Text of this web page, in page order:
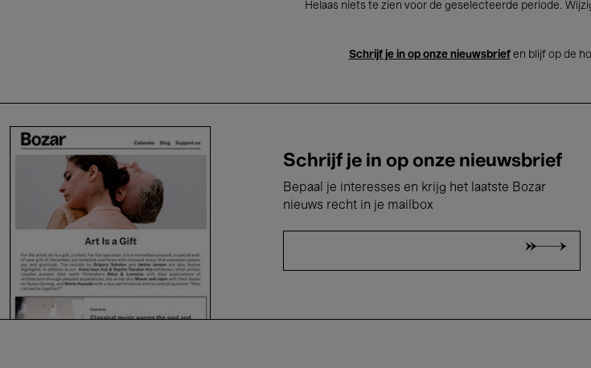
Helaas niets te zien voor de geselecteerde periode.
Schrijf je in op onze nieuwsbriefen blijf op de
Schrijf je in op onze nieuwsbrief
Bepaal je interesses en krijg het laatste Bozar
nieuws recht in je mailbox